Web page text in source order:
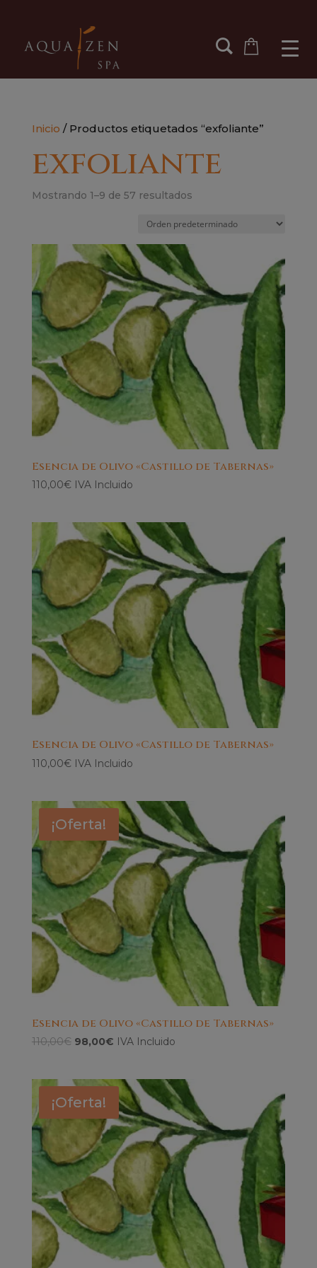
Inicio / Productos etiquetados “exfoliante”
exfoliante
Mostrando 1–9 de 57 resultados
Esencia de Olivo «Castillo de Tabernas»
110,00€ IVA Incluido
Esencia de Olivo «Castillo de Tabernas»
110,00€ IVA Incluido
¡Oferta!
Esencia de Olivo «Castillo de Tabernas»
110,00€ El
era:
110,00€.
98,00€El
es:
98,00€.
IVA Incluido
¡Oferta!